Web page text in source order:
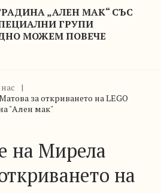
„АЛЕН МАК“ СЪС
ГРУПИ
МОЖЕМ ПОВЕЧЕ
|
за откриването на LЕGO
"Ален мак"
на Мирела
на